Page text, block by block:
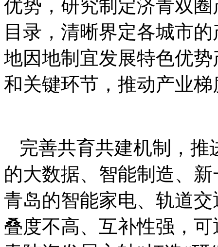
优势，研究制定济青双
目录，清晰界定各城市
地因地制宜发展特色优
和关键环节，推动产业
完善共育共建机制，
的大数据、智能制造、
青岛的智能家电、轨道
叠度不高、互补性强，